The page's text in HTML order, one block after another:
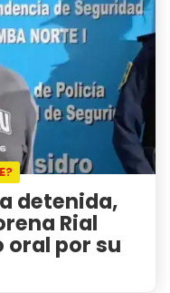
detenida,
Rial
por su